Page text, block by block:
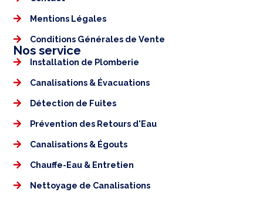
Mentions Légales​
Conditions Générales de Vente
Nos service
Installation de Plomberie
Canalisations & Évacuations
Détection de Fuites
Prévention des Retours d'Eau
Canalisations & Égouts
Chauffe-Eau & Entretien
Nettoyage de Canalisations